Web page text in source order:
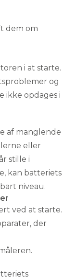
dem om
i at starte.
og
ikke opdages i
af manglende
eller
stille i
kan batteriets
niveau.
ved at starte.
der